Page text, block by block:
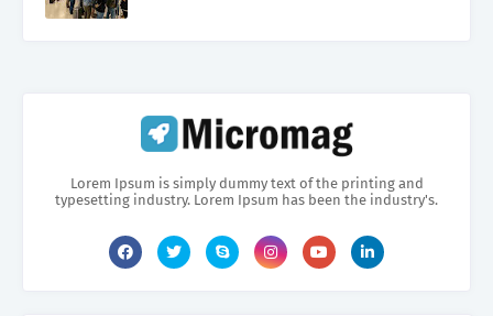
Lorem Ipsum is simply dummy text of the printing and
typesetting industry. Lorem Ipsum has been the industry's.